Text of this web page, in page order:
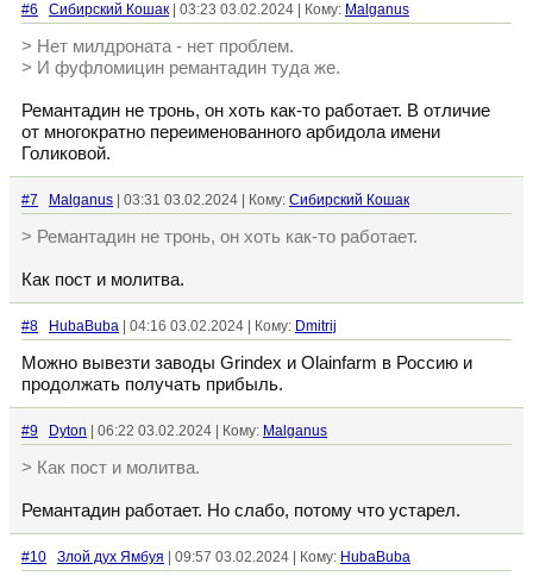
#6 Сибирский Кошак | 03:23 03.02.2024 | Кому: Malganus
> Нет милдроната - нет проблем.
> И фуфломицин ремантадин туда же.
Ремантадин не тронь, он хоть как-то работает. В отличие
от многократно переименованного арбидола имени
Голиковой.
#7 Malganus | 03:31 03.02.2024 | Кому: Сибирский Кошак
> Ремантадин не тронь, он хоть как-то работает.
Как пост и молитва.
#8 HubaBuba | 04:16 03.02.2024 | Кому: Dmitrij
Можно вывезти заводы Grindex и Olainfarm в Россию и
продолжать получать прибыль.
#9 Dyton | 06:22 03.02.2024 | Кому: Malganus
> Как пост и молитва.
Ремантадин работает. Но слабо, потому что устарел.
#10 Злой дух Ямбуя | 09:57 03.02.2024 | Кому: HubaBuba